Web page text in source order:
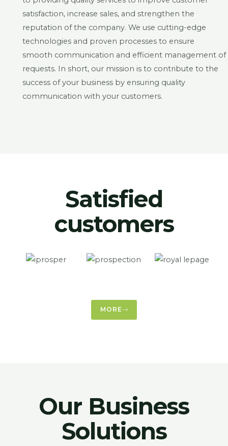
satisfaction, increase sales, and strengthen the
reputation of the company. We use cutting-edge
technologies and proven processes to ensure
smooth communication and efficient management of
requests. In short, our mission is to contribute to the
success of your business by ensuring quality
communication with your customers.
Satisfied
customers
MORE
Our Business
Solutions